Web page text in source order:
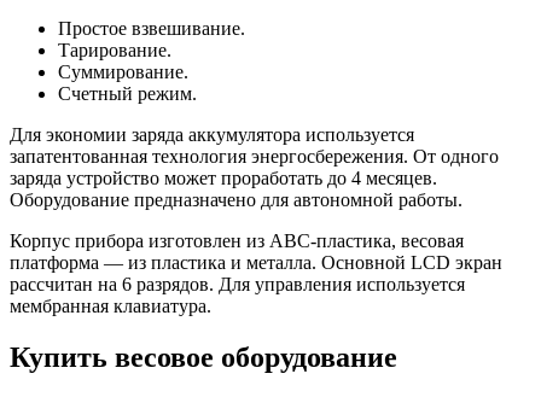
Простое взвешивание.
Тарирование.
Суммирование.
Счетный режим.
Для экономии заряда аккумулятора используется
запатентованная технология энергосбережения. От одного
заряда устройство может проработать до 4 месяцев.
Оборудование предназначено для автономной работы.
Корпус прибора изготовлен из ABC-пластика, весовая
платформа — из пластика и металла. Основной LCD экран
рассчитан на 6 разрядов. Для управления используется
мембранная клавиатура.
Купить весовое оборудование